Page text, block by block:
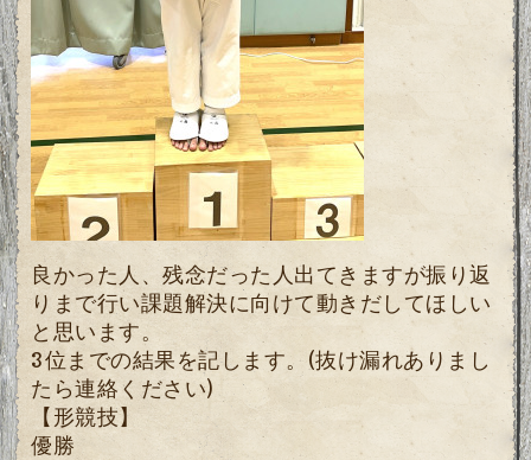
良かった人、残念だった人出てきますが振り返
りまで行い課題解決に向けて動きだしてほしい
と思います。
3位までの結果を記します。(抜け漏れありまし
たら連絡ください)
【形競技】
優勝